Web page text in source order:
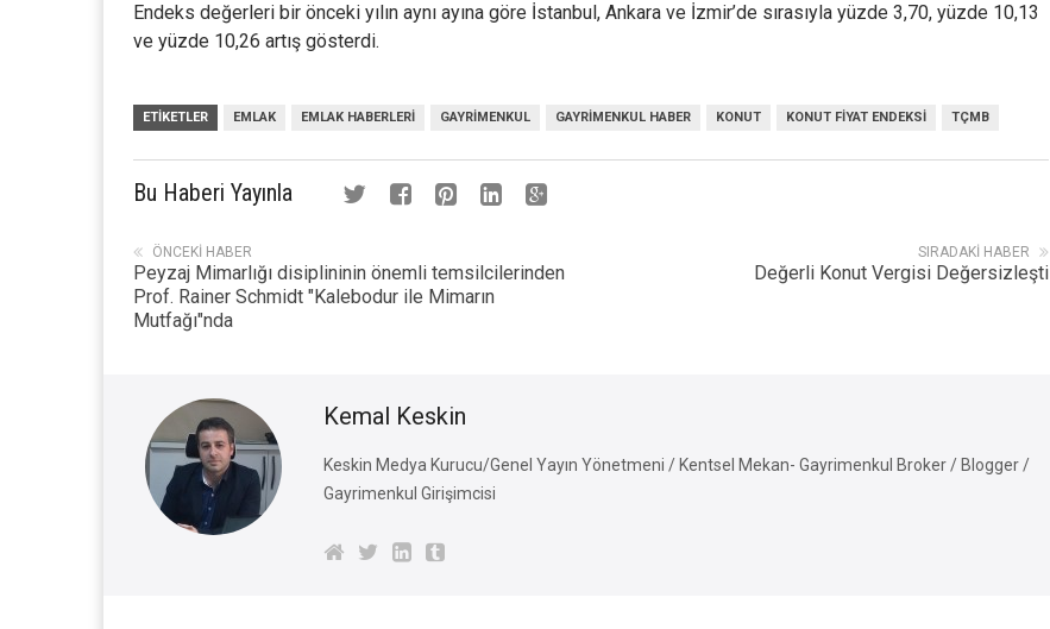
Endeks değerleri bir önceki yılın aynı ayına göre İstanbul, Ankara ve İzmir’de sırasıyla yüzde 3,70, yüzde 10,13
ve yüzde 10,26 artış gösterdi.
ETIKETLER EMLAK EMLAK HABERLERI GAYRIMENKUL GAYRIMENKUL HABER KONUT KONUT FIYAT ENDEKSI TÇMB
Bu Haberi Yayınla
SIRADAKI HABER
Değerli Konut Vergisi Değersizleşti
ÖNCEKI HABER
Peyzaj Mimarlığı disiplininin önemli temsilcilerinden
Prof. Rainer Schmidt "Kalebodur ile Mimarın
Mutfağı"nda
Kemal Keskin
Keskin Medya Kurucu/Genel Yayın Yönetmeni / Kentsel Mekan- Gayrimenkul Broker / Blogger /
Gayrimenkul Girişimcisi